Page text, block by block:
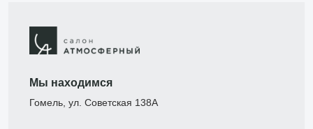
Мы находимся
Гомель, ул. Советская 138А